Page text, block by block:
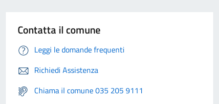
Contatta il comune
Leggi le domande frequenti
Richiedi Assistenza
Chiama il comune 035 205 9111